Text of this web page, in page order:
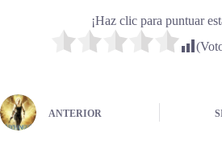
¡Haz clic para puntuar
ANTERIOR